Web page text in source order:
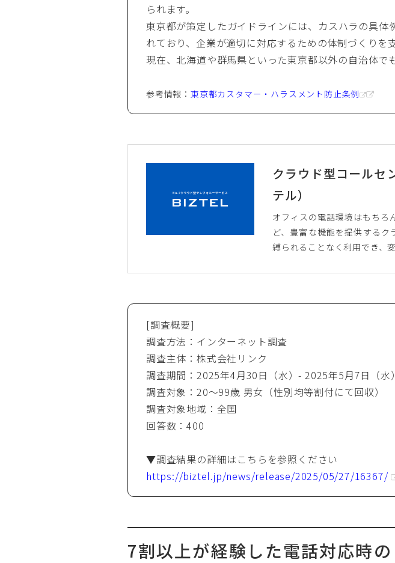
られます。
東京都が策定したガイドラインには、カスハラの具
れており、企業が適切に対応するための体制づくりを
現在、北海道や群馬県といった東京都以外の自治体で
参考情報： 東京都カスタマー・ハラスメント防止条例
クラウド型コールセ
テル）
オフィスの電話環境はもちろ
ど、豊富な機能を提供する
縛られることなく利用でき、
[調査概要]
調査方法：インターネット調査
調査主体：株式会社リンク
調査期間：2025年4月30日（水）- 2025年5月7日（水）
調査対象：20～99歳 男女（性別均等割付にて回収）
調査対象地域：全国
回答数：400
▼調査結果の詳細はこちらを参照ください
https://biztel.jp/news/release/2025/05/27/16367/
7割以上が経験した電話対応時